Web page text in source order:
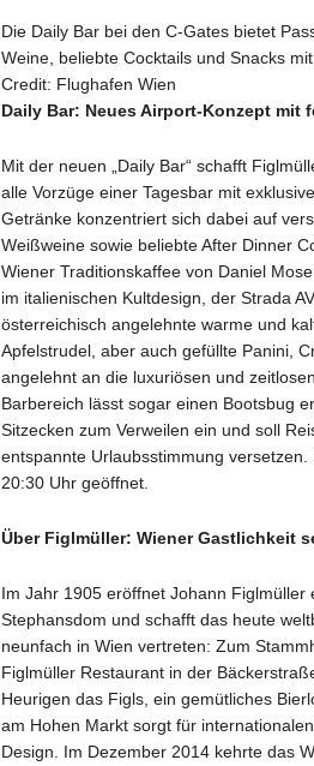
Die Daily Bar bei den C-Gates bietet
Weine, beliebte Cocktails und Snacks
Credit: Flughafen Wien
Daily Bar: Neues Airport-Konzept mit
Mit der neuen „Daily Bar“ schafft
alle Vorzüge einer Tagesbar mit
Getränke konzentriert sich dabei auf
Weißweine sowie beliebte After Dinner
Wiener Traditionskaffee von Daniel
im italienischen Kultdesign, der Strada
österreichisch angelehnte warme und
Apfelstrudel, aber auch gefüllte Panini,
angelehnt an die luxuriösen und
Barbereich lässt sogar einen Bootsbug
Sitzecken zum Verweilen ein und soll
entspannte Urlaubsstimmung
20:30 Uhr geöffnet.
Über Figlmüller: Wiener Gastlichkeit
Im Jahr 1905 eröffnet Johann
Stephansdom und schafft das heute
neunfach in Wien vertreten: Zum
Figlmüller Restaurant in der
Heurigen das Figls, ein gemütliches
am Hohen Markt sorgt für
Design. Im Dezember 2014 kehrte das